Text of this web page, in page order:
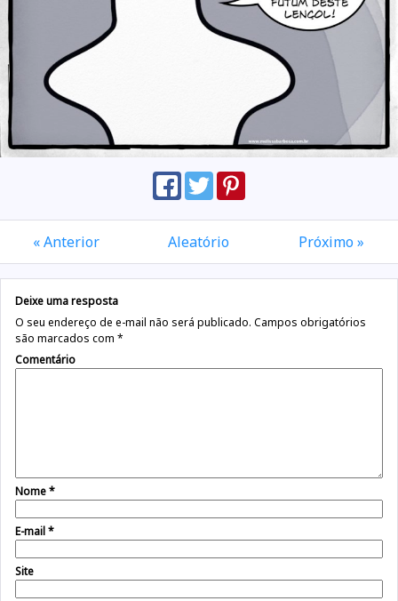
« Anterior Aleatório Próximo »
Deixe uma resposta
O seu endereço de e-mail não será publicado. Campos obrigatórios
são marcados com *
Comentário
Nome*
E-mail*
Site